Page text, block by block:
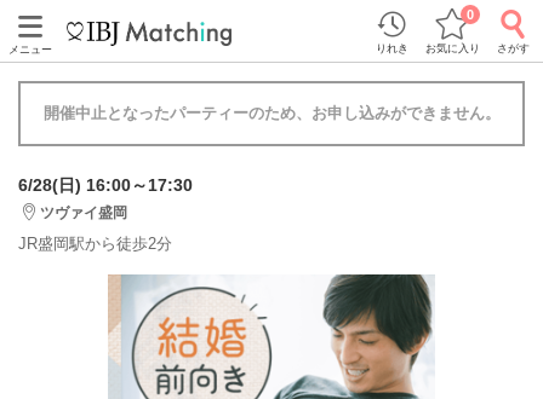
メニュー りれき お気に入り
0
さがす
開催中止となったパーティーのため、お申し込みができません。
6/28(日) 16:00～17:30
ツヴァイ盛岡
JR盛岡駅から徒歩2分